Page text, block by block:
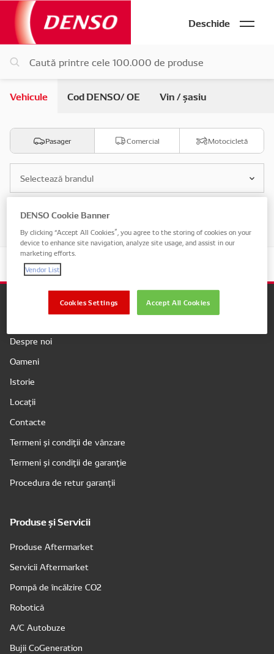
Deschide
Vehicule Cod DENSO/ OE Vin / șasiu
Pasager Comercial Motocicletă
Selectează brandul
Selectează modelul
Companie
Despre noi
Oameni
Istorie
Locații
Contacte
Termeni și condiții de vânzare
Termeni și condiții de garanție
Procedura de retur garanții
Produse și Servicii
Produse Aftermarket
Servicii Aftermarket
Pompă de încălzire CO2
Robotică
A/C Autobuze
Bujii CoGeneration
DENSO Cookie Banner
By clicking “Accept All Cookies”, you agree to the storing of cookies on your
device to enhance site navigation, analyze site usage, and assist in our
marketing efforts.
Vendor List
Accept All Cookies
Cookies Settings